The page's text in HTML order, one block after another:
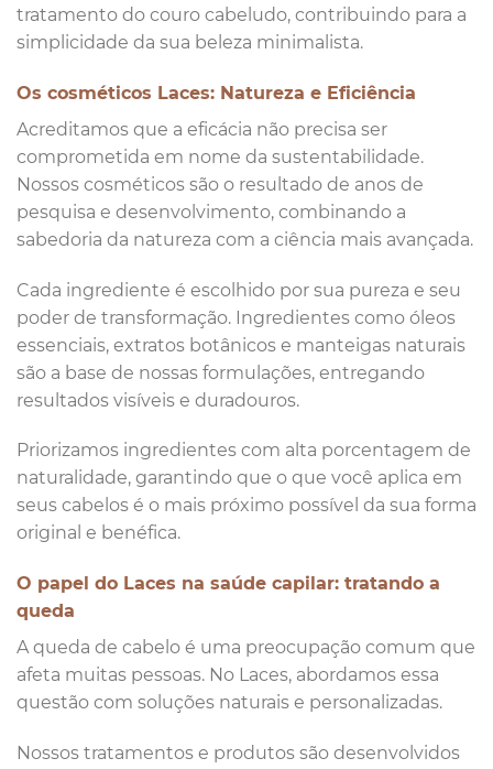
tratamento do couro cabeludo, contribuindo para a
simplicidade da sua beleza minimalista.
Os cosméticos Laces: Natureza e Eficiência
Acreditamos que a eficácia não precisa ser
comprometida em nome da sustentabilidade.
Nossos cosméticos são o resultado de anos de
pesquisa e desenvolvimento, combinando a
sabedoria da natureza com a ciência mais avançada.
Cada ingrediente é escolhido por sua pureza e seu
poder de transformação. Ingredientes como óleos
essenciais, extratos botânicos e manteigas naturais
são a base de nossas formulações, entregando
resultados visíveis e duradouros.
Priorizamos ingredientes com alta porcentagem de
naturalidade, garantindo que o que você aplica em
seus cabelos é o mais próximo possível da sua forma
original e benéfica.
O papel do Laces na saúde capilar: tratando a
queda
A queda de cabelo é uma preocupação comum que
afeta muitas pessoas. No Laces, abordamos essa
questão com soluções naturais e personalizadas.
Nossos tratamentos e produtos são desenvolvidos